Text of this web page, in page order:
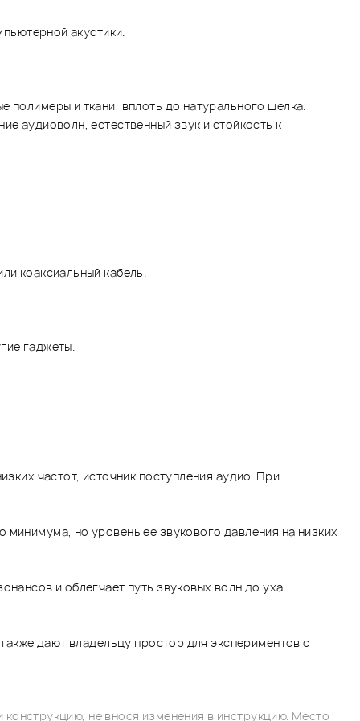
акустики.
полимеры и ткани, вплоть до натурального шелка.
аудиоволн, естественный звук и стойкость к
коаксиальный кабель.
гаджеты.
частот, источник поступления аудио. При
но уровень ее звукового давления на низких
и облегчает путь звуковых волн до уха
дают владельцу простор для экспериментов с
не внося изменения в инструкцию. Место